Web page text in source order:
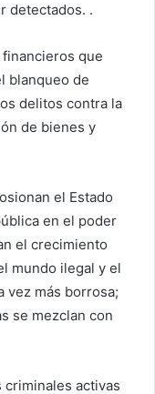
detectados. .
que
blanqueo de
delitos contra la
de bienes y
el Estado
en el poder
el crecimiento
mundo ilegal y el
vez más borrosa;
se mezclan con
criminales activas